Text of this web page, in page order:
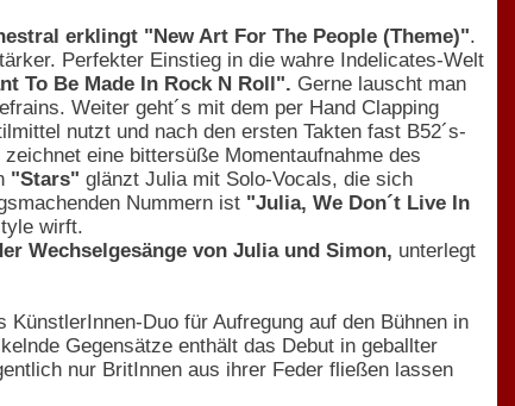
erklingt "New Art For The People (Theme)".
Perfekter Einstieg in die wahre Indelicates-Welt
To Be Made In Rock N Roll". Gerne lauscht man
Weiter geht´s mit dem per Hand Clapping
nutzt und nach den ersten Takten fast B52´s-
eine bittersüße Momentaufnahme des
"Stars" glänzt Julia mit Solo-Vocals, die sich
Nummern ist "Julia, We Don´t Live In
wirft.
Wechselgesänge von Julia und Simon, unterlegt
Duo für Aufregung auf den Bühnen in
Gegensätze enthält das Debut in geballter
nur BritInnen aus ihrer Feder fließen lassen